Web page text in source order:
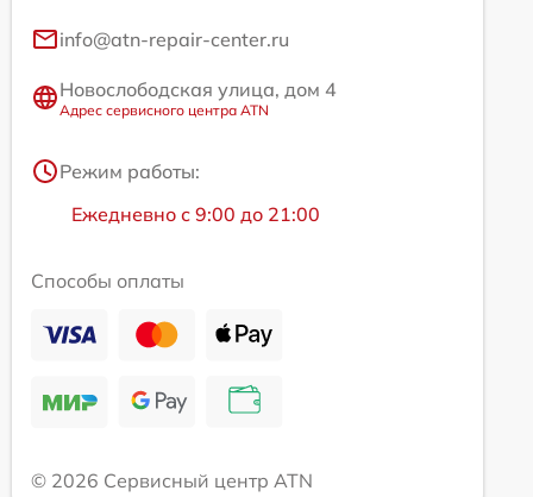
info@atn-repair-center.ru
Новослободская улица, дом 4
Адрес сервисного центра ATN
Режим работы:
Ежедневно с 9:00 до 21:00
Способы оплаты
© 2026 Сервисный центр ATN